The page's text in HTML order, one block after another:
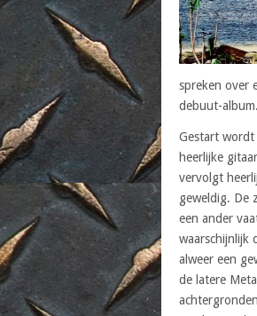
spreken over
debuut-
Gestart
heerlijke
vervolgt
geweldig. De
een ander
waarschijnlijk
alweer een
de latere